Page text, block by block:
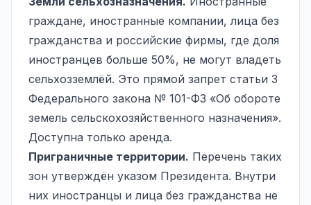
граждане, иностранные компании, лица без
гражданства и российские фирмы, где доля
иностранцев больше 50%, не могут владеть
сельхозземлёй. Это прямой запрет статьи 3
Федерального закона № 101-ФЗ «Об обороте
земель сельскохозяйственного назначения».
Доступна только аренда.
Приграничные территории. Перечень таких
зон утверждён указом Президента. Внутри
них иностранцы и лица без гражданства не